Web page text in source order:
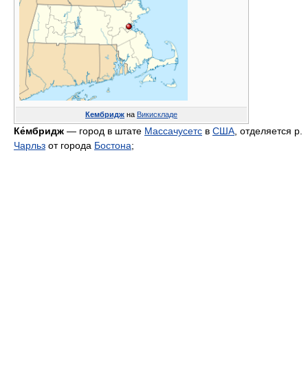
Кембридж на Викискладе
Ке́мбридж — город в штате Массачусетс в США , отделяется р.
Чарльз от города Бостона;